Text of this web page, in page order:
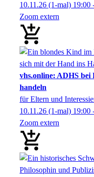
10.11.26 (1-mal) 19:00
Zoom extern
vhs.online: ADHS
handeln
für Eltern und
10.11.26 (1-mal) 19:00
Zoom extern